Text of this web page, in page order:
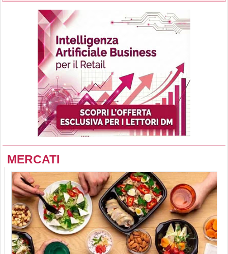
MERCATI